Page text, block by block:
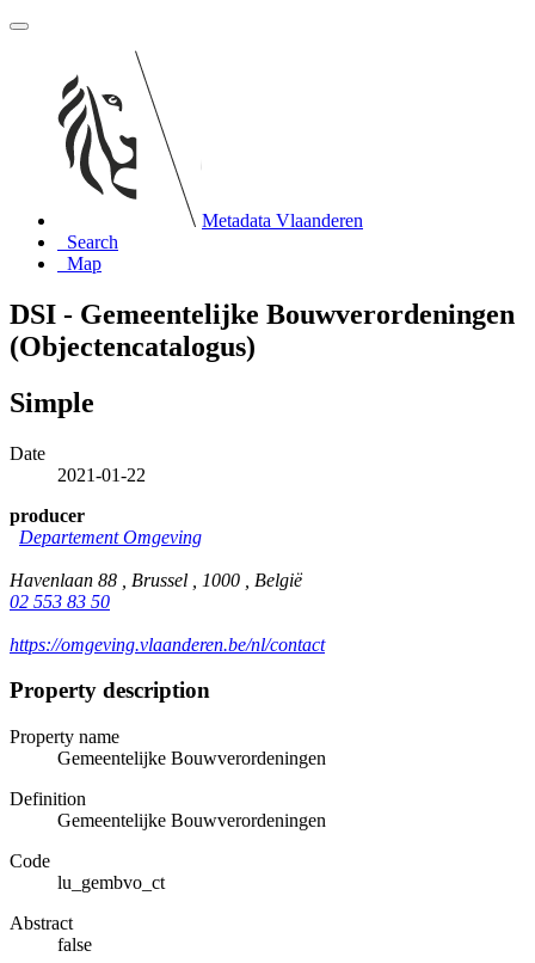
Metadata Vlaanderen
Search
Map
DSI - Gemeentelijke Bouwverordeningen
(Objectencatalogus)
Simple
Date
2021-01-22
producer
Departement Omgeving
Havenlaan 88 , Brussel , 1000 , België
02 553 83 50
https://omgeving.vlaanderen.be/nl/contact
Property description
Property name
Gemeentelijke Bouwverordeningen
Definition
Gemeentelijke Bouwverordeningen
Code
lu_gembvo_ct
Abstract
false